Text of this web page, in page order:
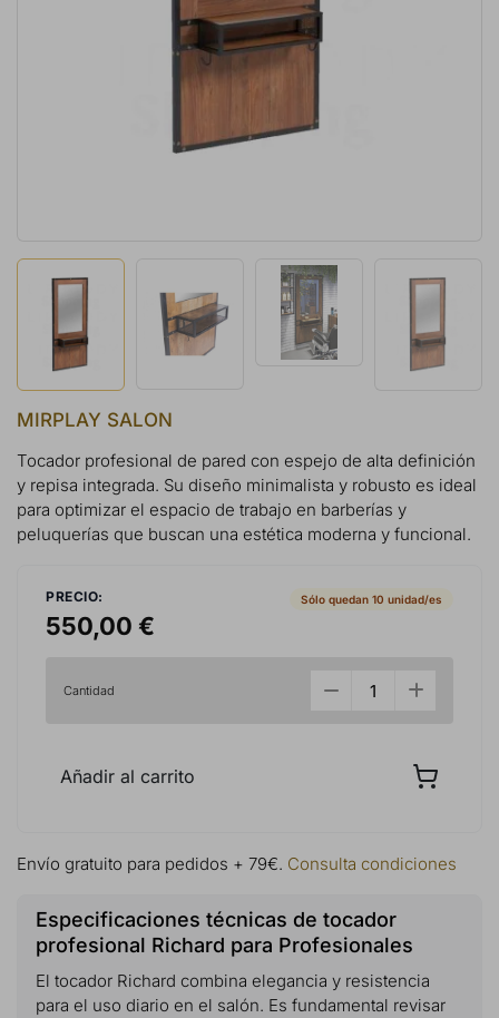
MIRPLAY SALON
Tocador profesional de pared con espejo de alta definición
y repisa integrada. Su diseño minimalista y robusto es ideal
para optimizar el espacio de trabajo en barberías y
peluquerías que buscan una estética moderna y funcional.
PRECIO:
550,00 €
Sólo quedan 10 unidad/es
Cantidad
Añadir al carrito
Envío gratuito para pedidos + 79€. Consulta condiciones
Especificaciones técnicas de tocador
profesional Richard para Profesionales
El tocador Richard combina elegancia y resistencia
para el uso diario en el salón. Es fundamental revisar